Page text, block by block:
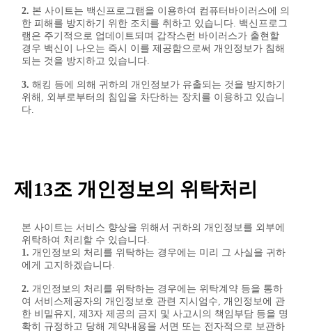
2. 본 사이트는 백신프로그램을 이용하여 컴퓨터바이러스에 의
한 피해를 방지하기 위한 조치를 취하고 있습니다. 백신프로그
램은 주기적으로 업데이트되며 갑작스런 바이러스가 출현할
경우 백신이 나오는 즉시 이를 제공함으로써 개인정보가 침해
되는 것을 방지하고 있습니다.
3. 해킹 등에 의해 귀하의 개인정보가 유출되는 것을 방지하기
위해, 외부로부터의 침입을 차단하는 장치를 이용하고 있습니
다.
제13조 개인정보의 위탁처리
본 사이트는 서비스 향상을 위해서 귀하의 개인정보를 외부에
위탁하여 처리할 수 있습니다.
1. 개인정보의 처리를 위탁하는 경우에는 미리 그 사실을 귀하
에게 고지하겠습니다.
2. 개인정보의 처리를 위탁하는 경우에는 위탁계약 등을 통하
여 서비스제공자의 개인정보호 관련 지시엄수, 개인정보에 관
한 비밀유지, 제3자 제공의 금지 및 사고시의 책임부담 등을 명
확히 규정하고 당해 계약내용을 서면 또는 전자적으로 보관하